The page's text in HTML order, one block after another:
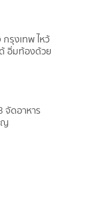
รุงเทพ ไหว้
อิ่มท้องด้วย
จัดอาหาร
ญ